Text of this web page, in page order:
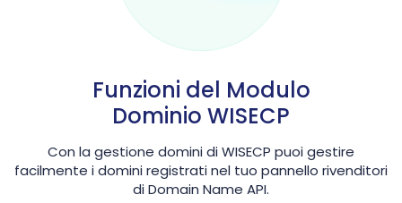
Funzioni del Modulo
Dominio WISECP
Con la gestione domini di WISECP puoi gestire
facilmente i domini registrati nel tuo pannello rivenditori
di Domain Name API.